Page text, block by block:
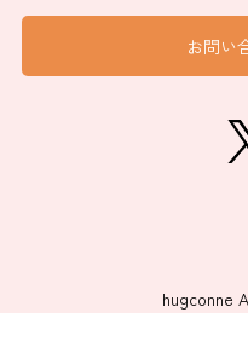
お問い
hugconne